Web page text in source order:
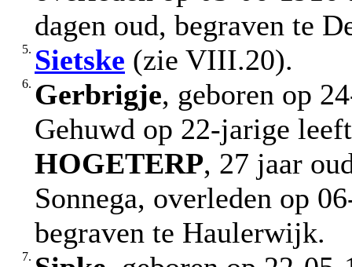
dagen oud, begraven te
5. Sietske (zie VIII.20).
6. Gerbrigje, geboren op
Gehuwd op 22-jarige
HOGETERP, 27 jaar
Sonnega, overleden op
begraven te Haulerwijk.
7.